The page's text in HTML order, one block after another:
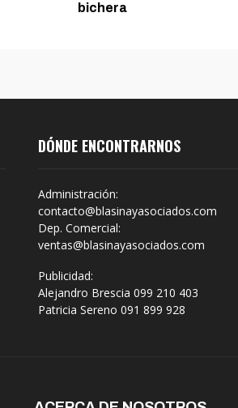
bichera
DÓNDE ENCONTRARNOS
Administración:
contacto@blasinayasociados.com
Dep. Comercial:
ventas@blasinayasociados.com
Publicidad:
Alejandro Brescia 099 210 403
Patricia Sereno 091 899 928